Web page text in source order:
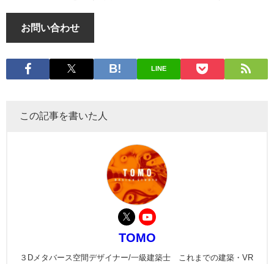
お問い合わせ
LINE
この記事を書いた人
TOMO
３Dメタバース空間デザイナー/一級建築士 これまでの建築・VR